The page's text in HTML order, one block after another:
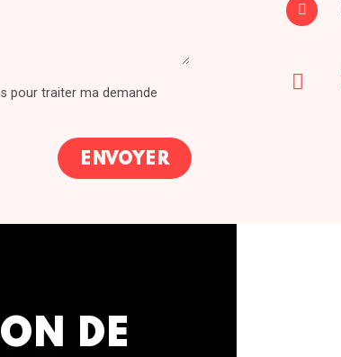
pour traiter ma demande
DE